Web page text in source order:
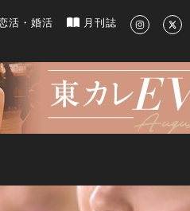
ルメ、洗練されたライフスタイル
活・婚活 月刊誌